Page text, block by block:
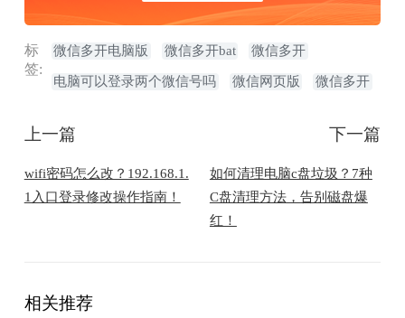
标
签:
微信多开电脑版 微信多开bat 微信多开
电脑可以登录两个微信号吗 微信网页版 微信多开
上一篇
wifi密码怎么改？192.168.1.
1入口登录修改操作指南！
下一篇
如何清理电脑c盘垃圾？7种
C盘清理方法，告别磁盘爆
红！
相关推荐